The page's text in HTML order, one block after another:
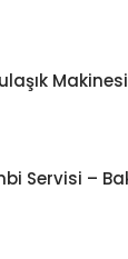
Servisi –